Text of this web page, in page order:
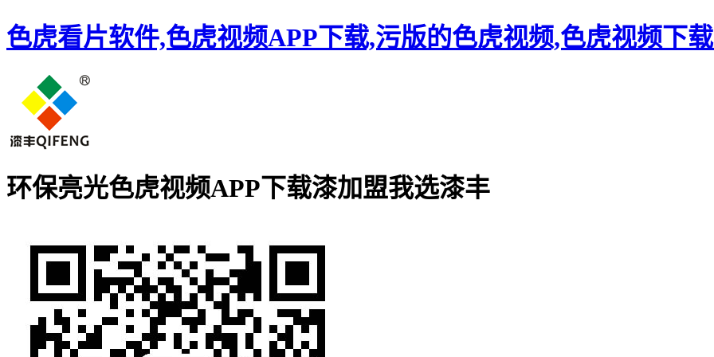
色虎看片软件,色虎视频APP下载,污版的色虎视频,色虎视频下
环保亮光色虎视频APP下载漆加盟我选漆丰